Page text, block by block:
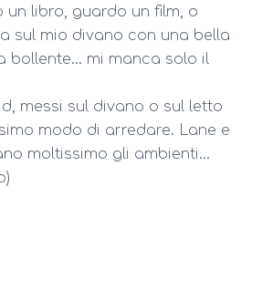
un libro, guardo un film, o
sul mio divano con una bella
bollente… mi manca solo il
messi sul divano o sul letto
modo di arredare. Lane e
moltissimo gli ambienti…